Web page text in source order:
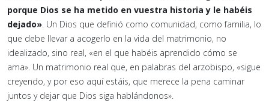
porque Dios se ha metido en vuestra historia y le habéis
dejado». Un Dios que definió como comunidad, como familia, lo
que debe llevar a acogerlo en la vida del matrimonio, no
idealizado, sino real, «en el que habéis aprendido cómo se
ama». Un matrimonio real que, en palabras del arzobispo, «sigue
creyendo, y por eso aquí estáis, que merece la pena caminar
juntos y dejar que Dios siga hablándonos».